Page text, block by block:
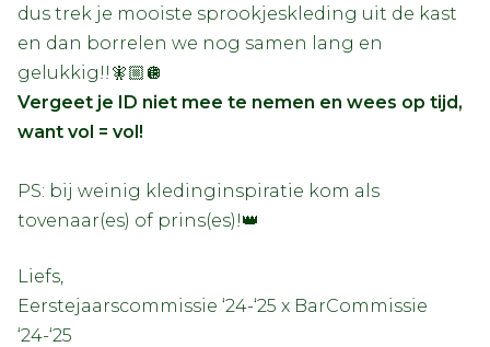
dus trek je mooiste sprookjeskleding uit de kast
en dan borrelen we nog samen lang en
gelukkig!!🧚🏼🪩
Vergeet je ID niet mee te nemen en wees op tijd,
want vol = vol!
PS: bij weinig kledinginspiratie kom als
tovenaar(es) of prins(es)!👑
Liefs,
Eerstejaarscommissie ‘24-‘25 x BarCommissie
‘24-‘25